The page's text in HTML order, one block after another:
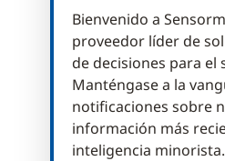
Bienvenido a
proveedor líder de
de decisiones para
Manténgase a la
notificaciones sobre
información más
inteligencia minorista.